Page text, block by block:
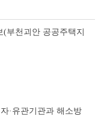
부천괴안 공공주택지
·유관기관과 해소방